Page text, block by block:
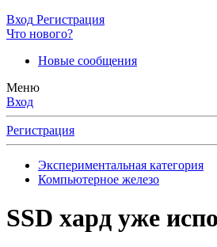
Вход Регистрация
Что нового?
Новые сообщения
Меню
Вход
Регистрация
Экспериментальная категория
Компьютерное железо
SSD хард уже